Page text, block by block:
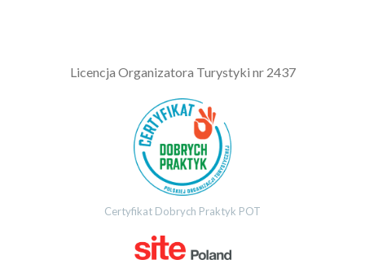
Licencja Organizatora Turystyki nr 2437
Certyfikat Dobrych Praktyk POT